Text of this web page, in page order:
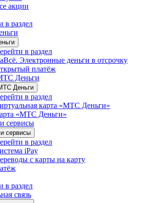
акции
в раздел
в раздел
Электронные деньги в отсрочку
платёж
Деньги
Деньги
в раздел
карта «МТС Деньги»
«МТС Деньги»
сервисы
сервисы
в раздел
iPay
с карты на карту
в раздел
связь